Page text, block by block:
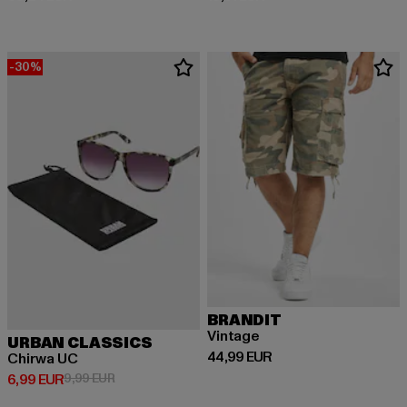
-30%
URBAN CLASSICS
Chirwa UC
6,99 EUR
Derzeitiger Preis: 6,99 EUR
9,99 EURAktionspreis: 9,99 EUR
BRANDIT
Vintage
44,99 EUR
Derzeitiger Preis: 44,99 EUR